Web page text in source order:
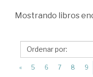
Mostrando libros
« 5 6 7 8 9